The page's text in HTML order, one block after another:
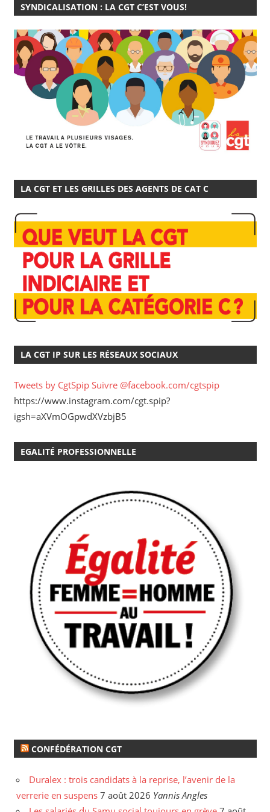
SYNDICALISATION : LA CGT C’EST VOUS!
LA CGT ET LES GRILLES DES AGENTS DE CAT C
LA CGT IP SUR LES RÉSEAUX SOCIAUX
Tweets by CgtSpip Suivre @facebook.com/cgtspip
https://www.instagram.com/cgt.spip?
igsh=aXVmOGpwdXVzbjB5
EGALITÉ PROFESSIONNELLE
CONFÉDÉRATION CGT
Duralex : trois candidats à la reprise, l’avenir de la
verrerie en suspens 7 août 2026 Yannis Angles